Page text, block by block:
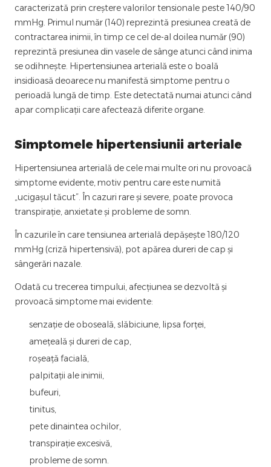
caracterizată prin creștere valorilor tensionale peste 140/90
mmHg. Primul număr (140) reprezintă presiunea creată de
contractarea inimii, în timp ce cel de-al doilea număr (90)
reprezintă presiunea din vasele de sânge atunci când inima
se odihnește. Hipertensiunea arterială este o boală
insidioasă deoarece nu manifestă simptome pentru o
perioadă lungă de timp. Este detectată numai atunci când
apar complicații care afectează diferite organe.
Simptomele hipertensiunii arteriale
Hipertensiunea arterială de cele mai multe ori nu provoacă
simptome evidente, motiv pentru care este numită
„ucigașul tăcut”. În cazuri rare și severe, poate provoca
transpirație, anxietate și probleme de somn.
În cazurile în care tensiunea arterială depășește 180/120
mmHg (criză hipertensivă), pot apărea dureri de cap și
sângerări nazale.
Odată cu trecerea timpului, afecțiunea se dezvoltă și
provoacă simptome mai evidente:
senzație de oboseală, slăbiciune, lipsa forței,
amețeală și dureri de cap,
roșeață facială,
palpitații ale inimii,
bufeuri,
tinitus,
pete dinaintea ochilor,
transpirație excesivă,
probleme de somn.